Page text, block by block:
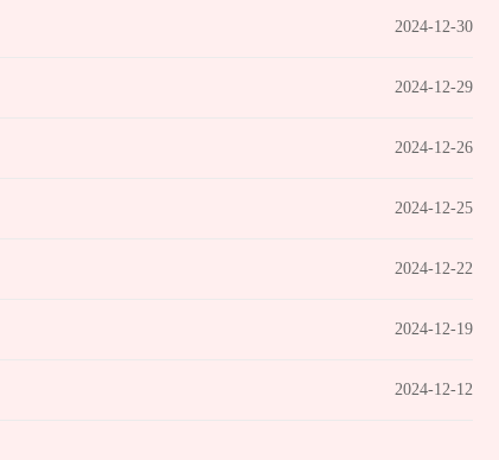
2024-12-30
2024-12-29
2024-12-26
2024-12-25
2024-12-22
2024-12-19
2024-12-12